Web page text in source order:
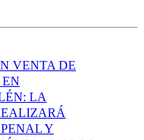
VENTA DE
LA
Y